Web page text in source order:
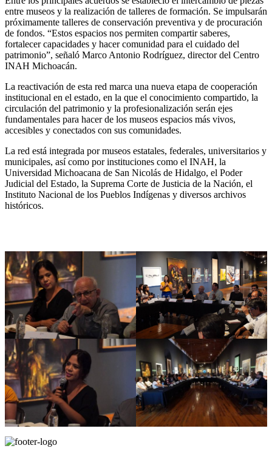
entre museos y la realización de talleres de formación. Se impulsarán
próximamente talleres de conservación preventiva y de procuración
de fondos. “Estos espacios nos permiten compartir saberes,
fortalecer capacidades y hacer comunidad para el cuidado del
patrimonio”, señaló Marco Antonio Rodríguez, director del Centro
INAH Michoacán.
La reactivación de esta red marca una nueva etapa de cooperación
institucional en el estado, en la que el conocimiento compartido, la
circulación del patrimonio y la profesionalización serán ejes
fundamentales para hacer de los museos espacios más vivos,
accesibles y conectados con sus comunidades.
La red está integrada por museos estatales, federales, universitarios y
municipales, así como por instituciones como el INAH, la
Universidad Michoacana de San Nicolás de Hidalgo, el Poder
Judicial del Estado, la Suprema Corte de Justicia de la Nación, el
Instituto Nacional de los Pueblos Indígenas y diversos archivos
históricos.